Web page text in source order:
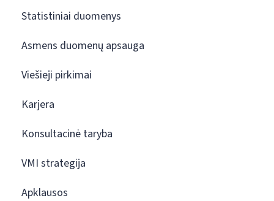
Statistiniai duomenys
Asmens duomenų apsauga
Viešieji pirkimai
Karjera
Konsultacinė taryba
VMI strategija
Apklausos